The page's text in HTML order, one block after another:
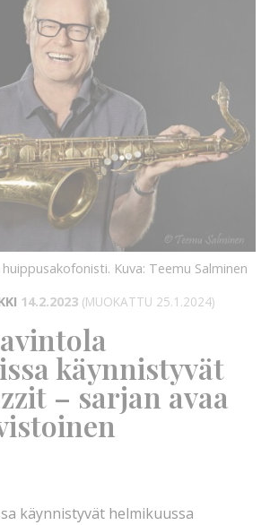
Kuva: Teemu Salminen
14.2.2023 (MUOKATTU 25.1.2024)
käynnistyvät
– sarjan avaa
käynnistyvät helmikuussa